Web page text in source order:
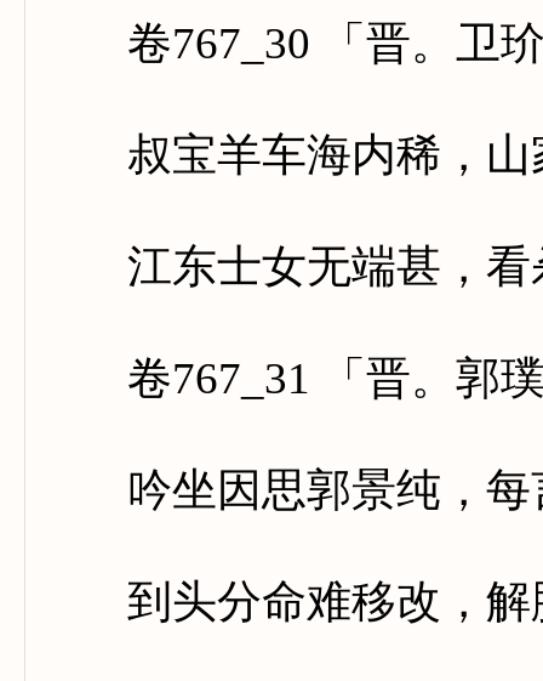
卷767_30 「晋。卫
叔宝羊车海内稀，山
江东士女无端甚，看
卷767_31 「晋。郭璞
吟坐因思郭景纯，每
到头分命难移改，解